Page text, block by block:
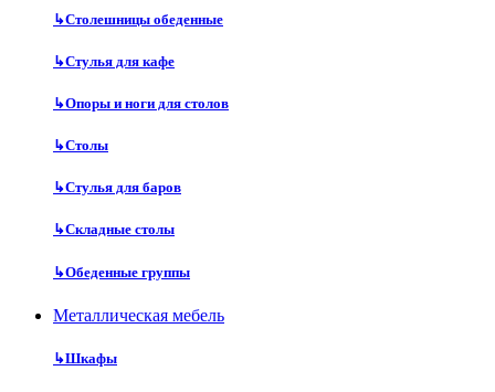
↳Столешницы обеденные
↳Стулья для кафе
↳Опоры и ноги для столов
↳Столы
↳Стулья для баров
↳Складные столы
↳Обеденные группы
Металлическая мебель
↳Шкафы